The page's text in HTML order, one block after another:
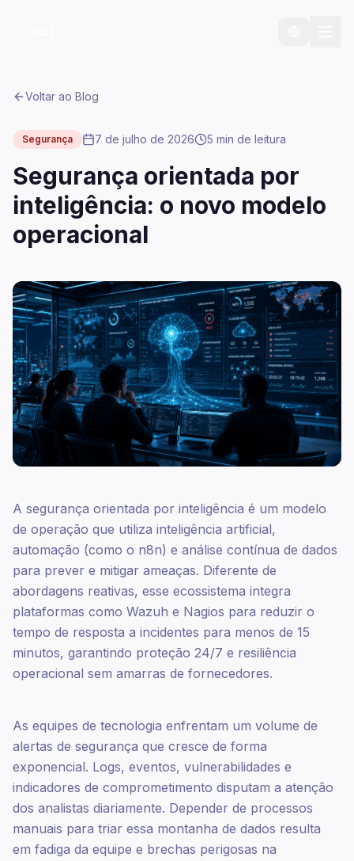
Voltar ao Blog
Segurança 7 de julho de 2026 5 min de leitura
Segurança orientada por
inteligência: o novo modelo
operacional
A segurança orientada por inteligência é um modelo
de operação que utiliza inteligência artificial,
automação (como o n8n) e análise contínua de dados
para prever e mitigar ameaças. Diferente de
abordagens reativas, esse ecossistema integra
plataformas como Wazuh e Nagios para reduzir o
tempo de resposta a incidentes para menos de 15
minutos, garantindo proteção 24/7 e resiliência
operacional sem amarras de fornecedores.
As equipes de tecnologia enfrentam um volume de
alertas de segurança que cresce de forma
exponencial. Logs, eventos, vulnerabilidades e
indicadores de comprometimento disputam a atenção
dos analistas diariamente. Depender de processos
manuais para triar essa montanha de dados resulta
em fadiga da equipe e brechas perigosas na